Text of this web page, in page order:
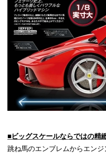
■ビッグスケールならではの精
跳ね馬のエンブレムからエン